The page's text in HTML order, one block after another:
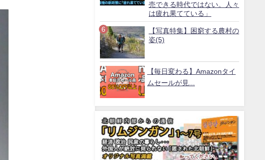
売できる時代ではない。人々
は疲れ果てている」
【写真特集】困窮する農村の
姿(5)
【毎日変わる】Amazonタイ
ムセールが見...